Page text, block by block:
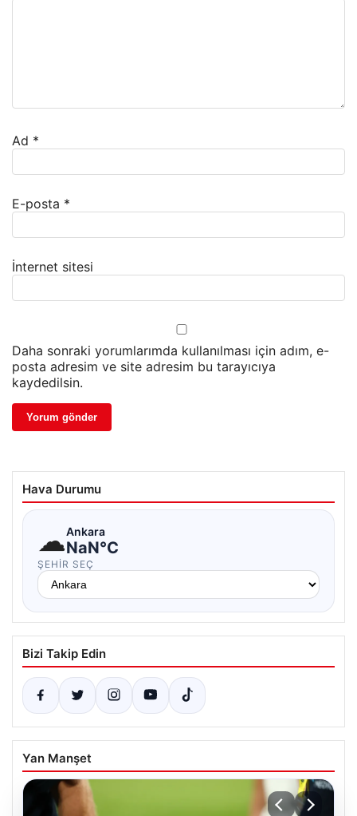
Ad *
E-posta *
İnternet sitesi
Daha sonraki yorumlarımda kullanılması için adım, e-
posta adresim ve site adresim bu tarayıcıya
kaydedilsin.
Hava Durumu
☁Ankara
NaN°C
ŞEHIR SEÇ
Bizi Takip Edin
Yan Manşet